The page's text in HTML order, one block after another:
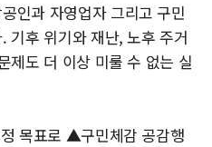
인과 자영업자 그리고 구민
기후 위기와 재난, 노후 주거
제도 더 이상 미룰 수 없는 실
목표로 ▲구민체감 공감행